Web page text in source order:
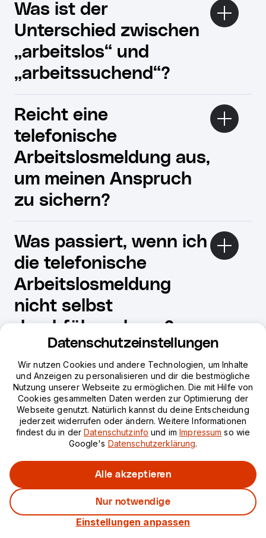
Was ist der
Unterschied zwischen
„arbeitslos“ und
„arbeitssuchend“?
Reicht eine
telefonische
Arbeitslosmeldung aus,
um meinen Anspruch
zu sichern?
Was passiert, wenn ich
die telefonische
Arbeitslosmeldung
nicht selbst
durchführen kann?
Jetzt für IT Project
Management bewerben
**AI-proof**
your career
studienberatung@neuefische.de
Datenschutzeinstellungen
Wir nutzen Cookies und andere Technologien, um Inhalte
und Anzeigen zu personalisieren und dir die bestmögliche
Nutzung unserer Webseite zu ermöglichen. Die mit Hilfe von
Cookies gesammelten Daten werden zur Optimierung der
Webseite genutzt. Natürlich kannst du deine Entscheidung
jederzeit widerrufen oder ändern. Weitere Informationen
findest du in derDatenschutzinfo und imImpressum so wie
Google's Datenschutzerklärung.
Alle akzeptieren
Nur notwendige
Einstellungen anpassen